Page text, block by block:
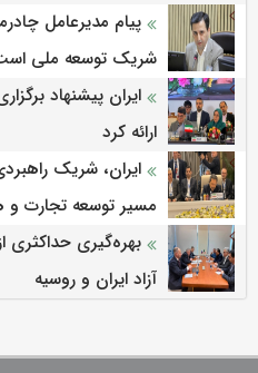
پیام مدیرعامل
شریک توسعه ملی
ایران پیشنهاد
ارائه کرد
ایران، شریک
مسیر توسعه تجارت و
بهره‌گیری حداکثری
آزاد ایران و روسیه